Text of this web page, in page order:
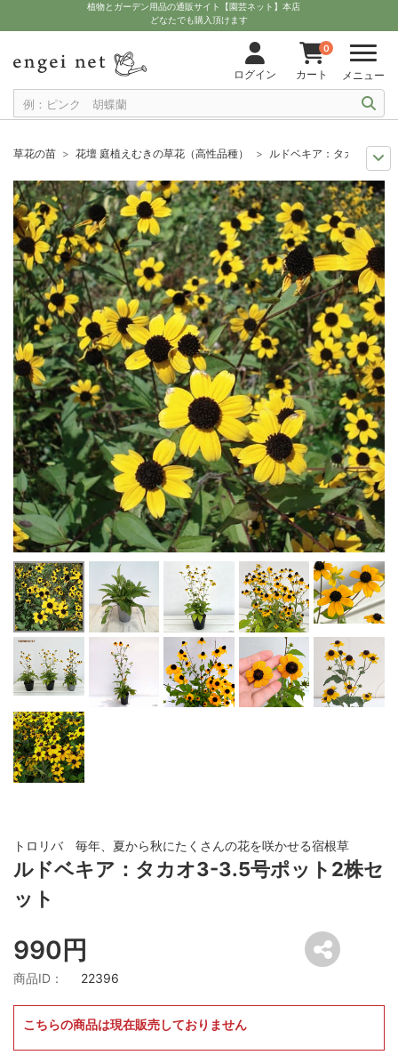
植物とガーデン用品の通販サイト【園芸ネット】本店
どなたでも購入頂けます
ログイン
0
カート メニュー
草花の苗 花壇 庭植えむきの草花（高性品種）
ルドベキア：タカオ3-3.5
夏の園芸
季節を彩る夏の草花 ルドベキア：タカオ3-3.5号ポット2株セ
トロリバ 毎年、夏から秋にたくさんの花を咲かせる宿根草
ルドベキア：タカオ3-3.5号ポット2株セ
ット
990円
商品ID： 22396
こちらの商品は現在販売しておりません